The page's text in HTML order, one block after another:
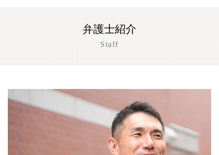
風営法違反 量刑相場
風営法違反 懲役
風営法違反 罰則
風営法 深夜営業
迷惑防止条例違反 懲役
迷惑防止条例 防犯カメラ 後日逮捕
迷惑防止条例違反 量刑
迷惑防止条例違反 刑罰
迷惑防止条例違反 不起訴
迷惑防止条例違反 弁護士
刑事事件 懲戒処分 タイミング
刑事事件 民事事件 違い
闇バイト 逮捕
刑事事件 調書 種類
刑事事件 示談書
刑事事件 陳述書
刑事事件
刑事事件 慰謝料請求
京都市 刑事事件
大津市 暴行事件 弁護士
京都市 傷害事件 弁護士
盗撮事件 京都市
大津市 恐喝事件 相談
刑事事件 相談 京都市
大津市 傷害事件 弁護士
京都市 暴行事件 弁護士
大津市 刑事事件
弁護士紹介
Staff